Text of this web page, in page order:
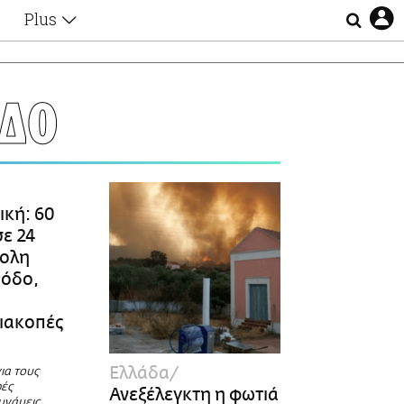
Plus
Αφιερώματα
Ζώδια
Απώλειες
Lgbtqi+
60
24
τους
Ελλάδα
Ανεξέλεγκτη η φωτιά